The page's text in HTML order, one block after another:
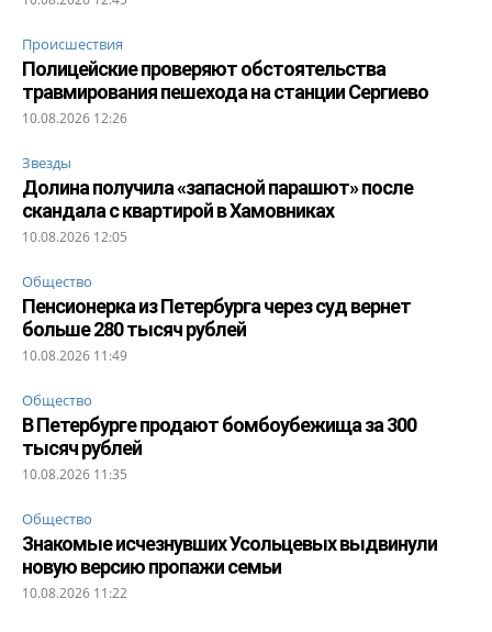
Происшествия
Полицейские проверяют обстоятельства
травмирования пешехода на станции Сергиево
10.08.2026 12:26
Звезды
Долина получила «запасной парашют» после
скандала с квартирой в Хамовниках
10.08.2026 12:05
Общество
Пенсионерка из Петербурга через суд вернет
больше 280 тысяч рублей
10.08.2026 11:49
Общество
В Петербурге продают бомбоубежища за 300
тысяч рублей
10.08.2026 11:35
Общество
Знакомые исчезнувших Усольцевых выдвинули
новую версию пропажи семьи
10.08.2026 11:22